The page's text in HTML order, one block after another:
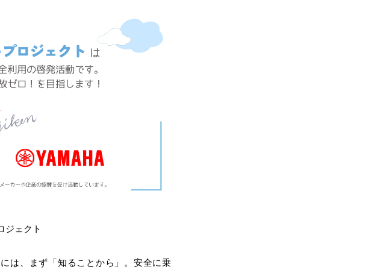
ジェクト
は、まず「知ることから」。安全に乗